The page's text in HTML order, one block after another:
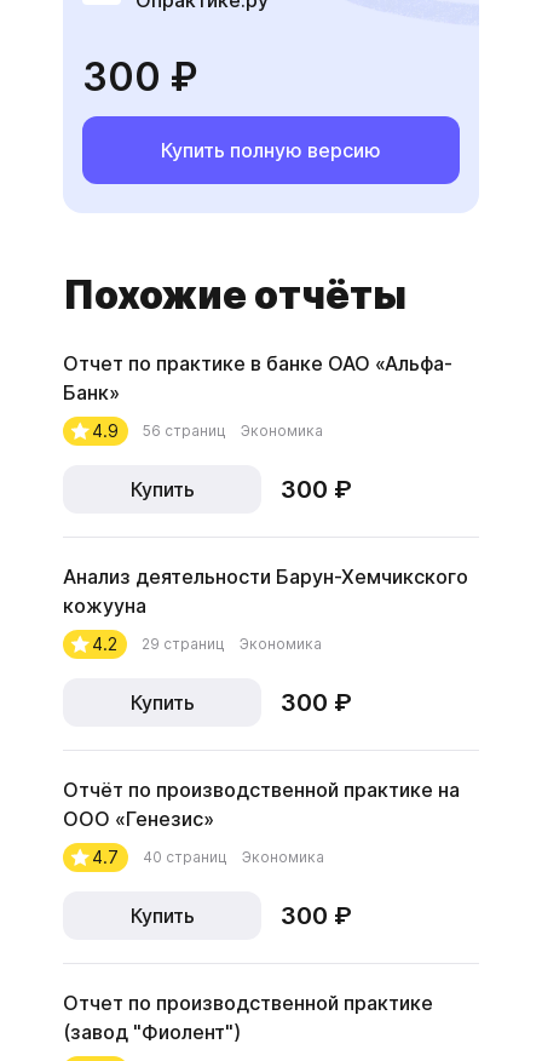
300 ₽
Купить полную версию
Похожие отчёты
Отчет по практике в банке ОАО «Альфа-
Банк»
4.9 56 страниц Экономика
Купить 300 ₽
Анализ деятельности Барун-Хемчикского
кожууна
4.2 29 страниц Экономика
Купить 300 ₽
Отчёт по производственной практике на
ООО «Генезис»
4.7 40 страниц Экономика
Купить 300 ₽
Отчет по производственной практике
(завод "Фиолент")